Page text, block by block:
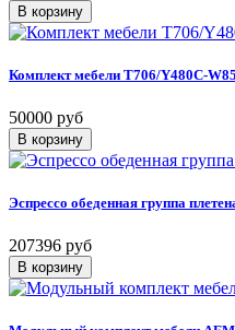
Комплект мебели T706/Y480C-
50000 руб
Эспрессо обеденная группа
207396 руб